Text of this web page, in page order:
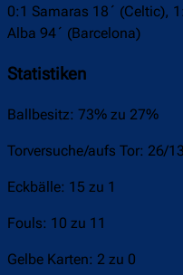
0:1 Samaras 18´ (Celtic),
Alba 94´ (Barcelona)
Statistiken
Ballbesitz: 73% zu 27%
Torversuche/aufs Tor: 26/
Eckbälle: 15 zu 1
Fouls: 10 zu 11
Gelbe Karten: 2 zu 0